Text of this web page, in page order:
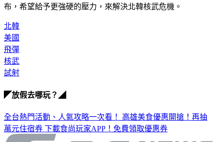
布，希望給予更強硬的壓力，來解決北韓核武危機。
北韓
美國
飛彈
核武
試射
◤放假去哪玩？◢
全台熱門活動、人氣攻略一次看！ 高雄美食優惠開搶！再抽
萬元住宿券 下載食尚玩家APP！免費領取優惠券